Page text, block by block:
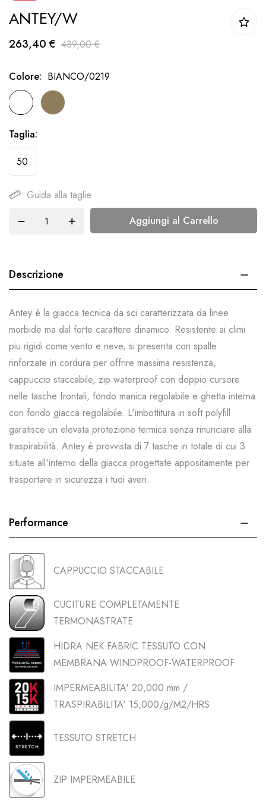
della
di
ANTEY/W
263,40 € 439,00 €
Colore BIANCO/0219
Taglia
50
Guida alla taglie
Aggiungi al Carrello
Descrizione
Antey è la giacca tecnica da sci caratterizzata da linee
morbide ma dal forte carattere dinamico. Resistente ai climi
piu rigidi come vento e neve, si presenta con spalle
rinforzate in cordura per offrire massima resistenza,
cappuccio staccabile, zip waterproof con doppio cursore
nelle tasche frontali, fondo manica regolabile e ghetta interna
con fondo giacca regolabile. L'imbottitura in soft polyfill
garatisce un elevata protezione termica senza rinunciare alla
traspirabilità. Antey è provvista di 7 tasche in totale di cui 3
situate all'interno della giacca progettate appositamente per
trasportare in sicurezza i tuoi averi.
Performance
CAPPUCCIO STACCABILE
CUCITURE COMPLETAMENTE
TERMONASTRATE
HIDRA NEK FABRIC TESSUTO CON
MEMBRANA WINDPROOF-WATERPROOF
IMPERMEABILITA' 20,000 mm /
TRASPIRABILITA' 15,000/g/M2/HRS
TESSUTO STRETCH
ZIP IMPERMEABILE